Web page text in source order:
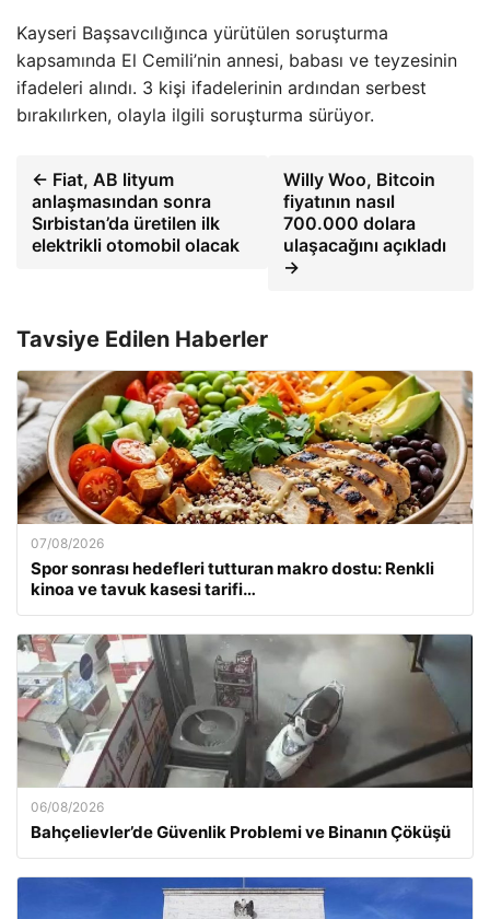
Kayseri Başsavcılığınca yürütülen soruşturma
kapsamında El Cemili’nin annesi, babası ve teyzesinin
ifadeleri alındı. 3 kişi ifadelerinin ardından serbest
bırakılırken, olayla ilgili soruşturma sürüyor.
← Fiat, AB lityum
anlaşmasından sonra
Sırbistan’da üretilen ilk
elektrikli otomobil olacak
Willy Woo, Bitcoin
fiyatının nasıl
700.000 dolara
ulaşacağını açıkladı
→
Tavsiye Edilen Haberler
07/08/2026
Spor sonrası hedefleri tutturan makro dostu: Renkli
kinoa ve tavuk kasesi tarifi…
06/08/2026
Bahçelievler’de Güvenlik Problemi ve Binanın Çöküşü